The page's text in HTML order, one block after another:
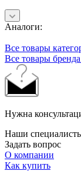
Аналоги:
Все товары
Все товары
Нужна
Наши
Задать вопрос
О компании
Как купить